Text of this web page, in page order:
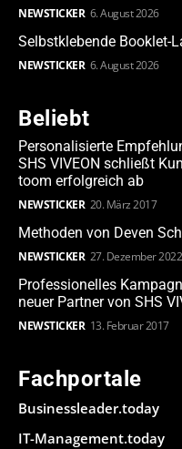
NEWSTICKER 6. August 2026
Selbstklebende Booklet-
NEWSTICKER 6. August 2026
Beliebt
Personalisierte
SHS VIVEON schließt
toom erfolgreich ab
NEWSTICKER 20. März 2017
Methoden von Deven
NEWSTICKER 27. Dezember 2022
Professionelles
neuer Partner von SHS
NEWSTICKER 13. Februar 2017
Fachportale
Businessleader.today
IT-Management.today